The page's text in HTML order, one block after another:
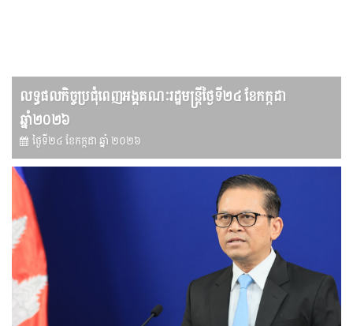
លទ្ធផលកិច្ចប្រជុំពេញអង្គគណៈរដ្ឋមន្រ្តីថ្ងៃទី២៤ ខែកក្កដា
ឆ្នាំ២០២៦
ថ្ងៃទី២៤ ខែ​កក្កដា ឆ្នាំ ២០២៦